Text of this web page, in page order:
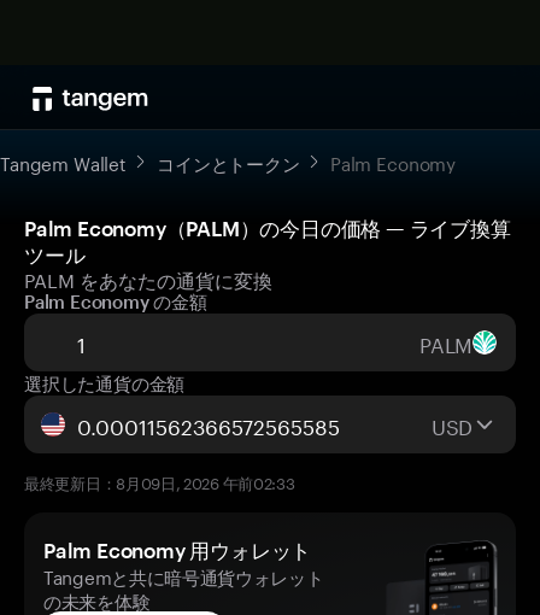
Tangem Wallet コインとトークン Palm Economy
Palm Economy（PALM）の今日の価格 — ライブ換算
ツール
PALM をあなたの通貨に変換
Palm Economy の金額
PALM
選択した通貨の金額
USD
最終更新日：8月09日, 2026 午前02:33
Palm Economy 用ウォレット
Tangemと共に暗号通貨ウォレット
の未来を体験